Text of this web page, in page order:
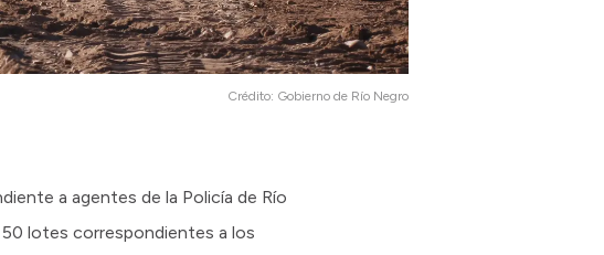
Crédito: Gobierno de Río Negro
a agentes de la Policía de Río
lotes correspondientes a los